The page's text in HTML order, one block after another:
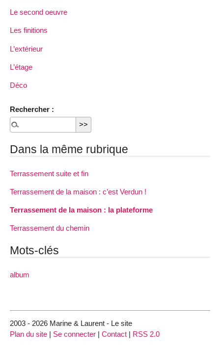
Le second oeuvre
Les finitions
L’extérieur
L’étage
Déco
Rechercher :
Dans la même rubrique
Terrassement suite et fin
Terrassement de la maison : c’est Verdun !
Terrassement de la maison : la plateforme
Terrassement du chemin
Mots-clés
album
2003 - 2026 Marine & Laurent - Le site
Plan du site | Se connecter | Contact | RSS 2.0